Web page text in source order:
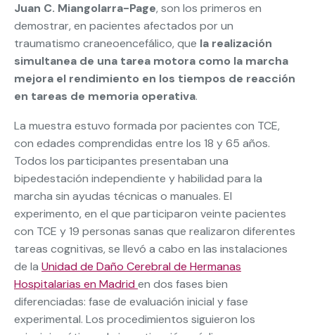
Juan C. Miangolarra-Page, son los primeros en
demostrar, en pacientes afectados por un
traumatismo craneoencefálico, que la realización
simultanea de una tarea motora como la marcha
mejora el rendimiento en los tiempos de reacción
en tareas de memoria operativa.
La muestra estuvo formada por pacientes con TCE,
con edades comprendidas entre los 18 y 65 años.
Todos los participantes presentaban una
bipedestación independiente y habilidad para la
marcha sin ayudas técnicas o manuales. El
experimento, en el que participaron veinte pacientes
con TCE y 19 personas sanas que realizaron diferentes
tareas cognitivas, se llevó a cabo en las instalaciones
de la Unidad de Daño Cerebral de Hermanas
Hospitalarias en Madrid en dos fases bien
diferenciadas: fase de evaluación inicial y fase
experimental. Los procedimientos siguieron los